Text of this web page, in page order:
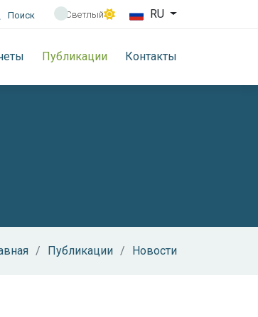
Поиск Светлый RU
Публикации Контакты
Публикации Новости